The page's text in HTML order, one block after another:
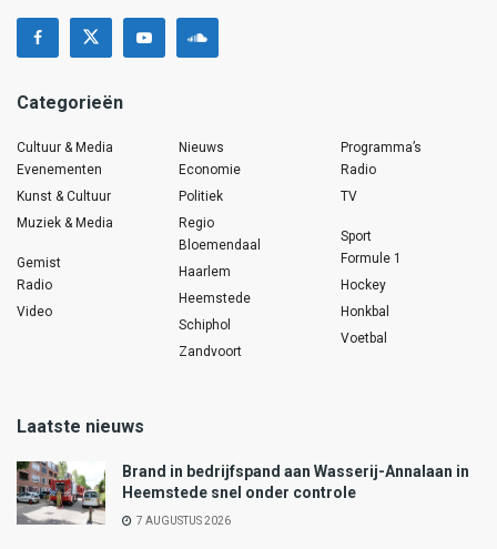
Categorieën
Cultuur & Media
Evenementen
Kunst & Cultuur
Muziek & Media
Gemist
Radio
Video
Nieuws
Economie
Politiek
Regio
Bloemendaal
Haarlem
Heemstede
Schiphol
Zandvoort
Programma’s
Radio
TV
Sport
Formule 1
Hockey
Honkbal
Voetbal
Laatste nieuws
Brand in bedrijfspand aan Wasserij-Annalaan in
Heemstede snel onder controle
7 AUGUSTUS 2026